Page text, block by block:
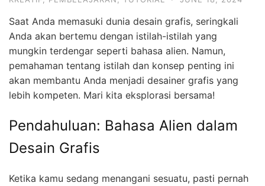
Saat Anda memasuki dunia desain grafis, seringkali
Anda akan bertemu dengan istilah-istilah yang
mungkin terdengar seperti bahasa alien. Namun,
pemahaman tentang istilah dan konsep penting ini
akan membantu Anda menjadi desainer grafis yang
lebih kompeten. Mari kita eksplorasi bersama!
Pendahuluan: Bahasa Alien dalam
Desain Grafis
Ketika kamu sedang menangani sesuatu, pasti pernah